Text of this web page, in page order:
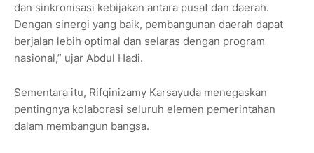
dan sinkronisasi kebijakan antara pusat dan daerah.
Dengan sinergi yang baik, pembangunan daerah dapat
berjalan lebih optimal dan selaras dengan program
nasional,” ujar Abdul Hadi.
Sementara itu, Rifqinizamy Karsayuda menegaskan
pentingnya kolaborasi seluruh elemen pemerintahan
dalam membangun bangsa.